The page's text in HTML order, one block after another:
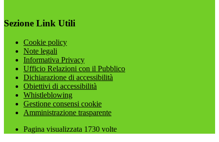
Sezione Link Utili
Cookie policy
Note legali
Informativa Privacy
Ufficio Relazioni con il Pubblico
Dichiarazione di accessibilità
Obiettivi di accessibilità
Whistleblowing
Gestione consensi cookie
Amministrazione trasparente
Pagina visualizzata 1730 volte